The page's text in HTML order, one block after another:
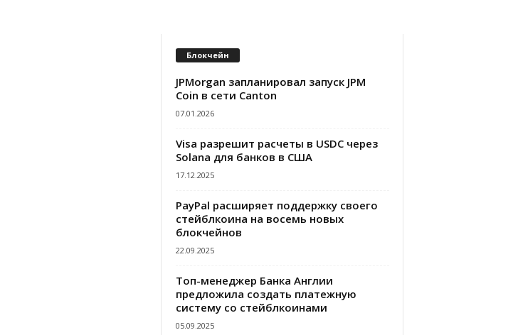
Блокчейн
JPMorgan запланировал запуск JPM
Coin в сети Canton
07.01.2026
Visa разрешит расчеты в USDC через
Solana для банков в США
17.12.2025
PayPal расширяет поддержку своего
стейблкоина на восемь новых
блокчейнов
22.09.2025
Топ-менеджер Банка Англии
предложила создать платежную
систему со стейблкоинами
05.09.2025